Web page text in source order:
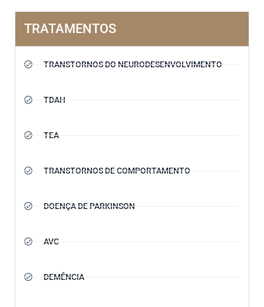
TRATAMENTOS
TRANSTORNOS DO NEURODESENVOLVIMENTO
TDAH
TEA
TRANSTORNOS DE COMPORTAMENTO
DOENÇA DE PARKINSON
AVC
DEMÊNCIA